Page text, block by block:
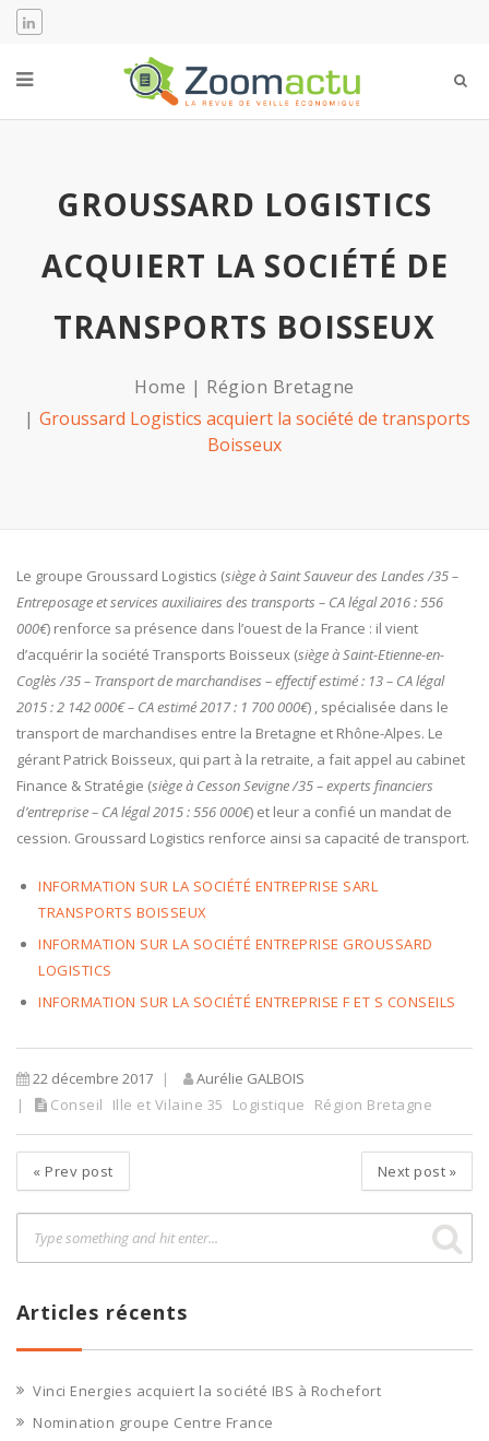
GROUSSARD LOGISTICS
ACQUIERT LA SOCIÉTÉ DE
TRANSPORTS BOISSEUX
Home
Région Bretagne
Groussard Logistics acquiert la société de transports
Boisseux
Le groupe Groussard Logistics (siège à Saint Sauveur des Landes /35 –
Entreposage et services auxiliaires des transports – CA légal 2016 : 556
000€) renforce sa présence dans l’ouest de la France : il vient
d’acquérir la société Transports Boisseux (siège à Saint-Etienne-en-
Coglès /35 – Transport de marchandises – effectif estimé : 13 – CA légal
2015 : 2 142 000€ – CA estimé 2017 : 1 700 000€) , spécialisée dans le
transport de marchandises entre la Bretagne et Rhône-Alpes. Le
gérant Patrick Boisseux, qui part à la retraite, a fait appel au cabinet
Finance & Stratégie (siège à Cesson Sevigne /35 – experts financiers
d’entreprise – CA légal 2015 : 556 000€) et leur a confié un mandat de
cession. Groussard Logistics renforce ainsi sa capacité de transport.
INFORMATION SUR LA SOCIÉTÉ ENTREPRISE SARL
TRANSPORTS BOISSEUX
INFORMATION SUR LA SOCIÉTÉ ENTREPRISE GROUSSARD
LOGISTICS
INFORMATION SUR LA SOCIÉTÉ ENTREPRISE F ET S CONSEILS
22 décembre 2017
Aurélie GALBOIS
Conseil
Ille et Vilaine 35 Logistique Région Bretagne
« Prev post Next post »
Articles récents
Vinci Energies acquiert la société IBS à Rochefort
Nomination groupe Centre France